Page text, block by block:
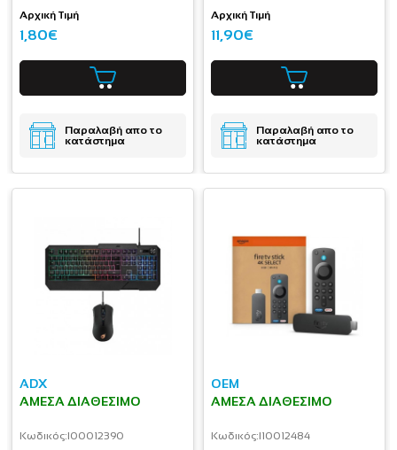
Αρχική Τιμή
1,80€
Παραλαβή απο το
κατάστημα
Αρχική Τιμή
11,90€
Παραλαβή απο το
κατάστημα
ADX
ΆΜΕΣΑ ΔΙΑΘΈΣΙΜΟ
Κωδικός:I00012390
OEM
ΆΜΕΣΑ ΔΙΑΘΈΣΙΜΟ
Κωδικός:I10012484